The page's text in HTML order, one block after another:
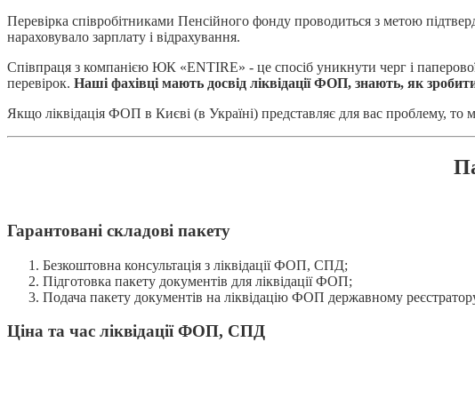
Перевірка співробітниками Пенсійного фонду проводиться з метою
нараховувало зарплату і відрахування.
Співпраця з компанією ЮК «ENTIRE» - це спосіб уникнути черг і
перевірок. Наші фахівці мають досвід ліквідації ФОП, знають, як
Якщо ліквідація ФОП в Києві (в Україні) представляє для вас проблему, то
Гарантовані складові пакету
Безкоштовна консультація з ліквідації ФОП, СПД;
Підготовка пакету документів для ліквідації ФОП;
Подача пакету документів на ліквідацію ФОП державному
Ціна та час ліквідації ФОП, СПД